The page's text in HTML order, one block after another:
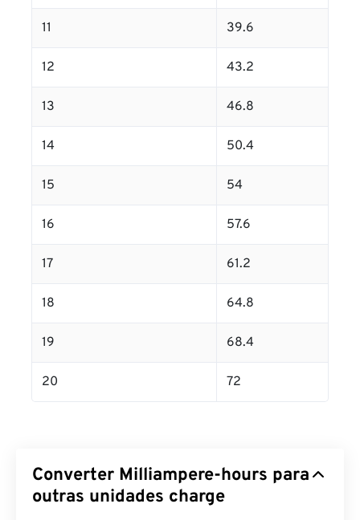
11 39.6
12 43.2
13 46.8
14 50.4
15 54
16 57.6
17 61.2
18 64.8
19 68.4
20 72
Converter Milliampere-hours para
outras unidades charge